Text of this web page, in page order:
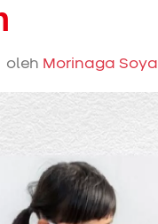
oleh Morinaga Soya